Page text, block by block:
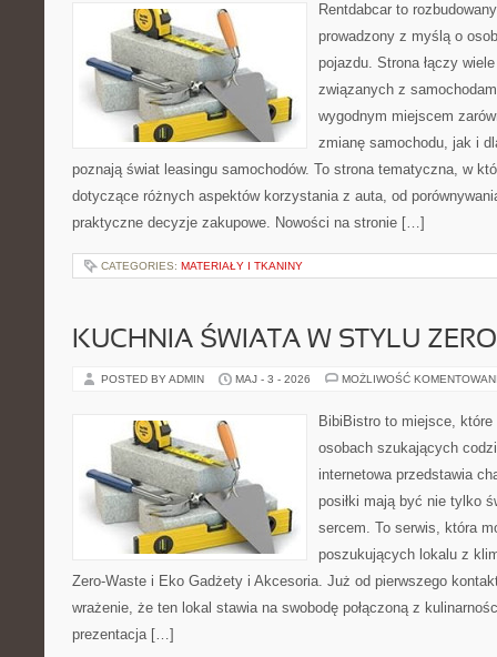
Rentdabcar to
prowadzony z myślą o
pojazdu. Strona łączy
związanych z
wygodnym miejscem
zmianę samochodu, jak i
poznają świat leasingu samochodów. To strona tematyczna, w
dotyczące różnych aspektów korzystania z auta, od
praktyczne decyzje zakupowe. Nowości na stronie […]
CATEGORIES: MATERIAŁY I TKANINY
KUCHNIA ŚWIATA W STYLU
POSTED BY ADMIN MAJ - 3 - 2026 MOŻLIWOŚĆ
BibiBistro to miejsce,
osobach szukających
internetowa przedstawia
posiłki mają być nie tylko
sercem. To serwis, która
poszukujących lokalu z
Zero-Waste i Eko Gadżety i Akcesoria. Już od pierwszego
wrażenie, że ten lokal stawia na swobodę połączoną z
prezentacja […]